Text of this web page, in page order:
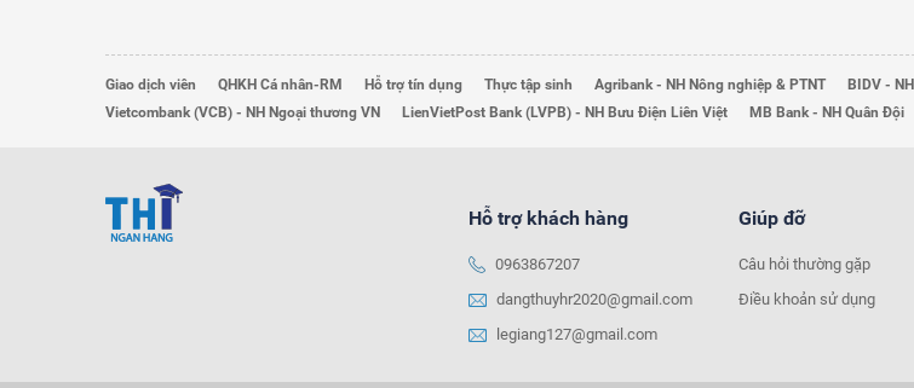
Giao dịch viên QHKH Cá nhân-RM Hỗ trợ tín dụng Thực tập sinh Agribank - NH Nông nghiệp & PTNT BIDV -
Vietcombank (VCB) - NH Ngoại thương VN
LienVietPost Bank (LVPB) - NH Bưu Điện Liên Việt MB Bank - NH Quân Đội
Hỗ trợ khách hàng
0963867207
dangthuyhr2020@gmail.com
legiang127@gmail.com
Giúp đỡ
Câu hỏi thường gặp
Điều khoản sử dụng